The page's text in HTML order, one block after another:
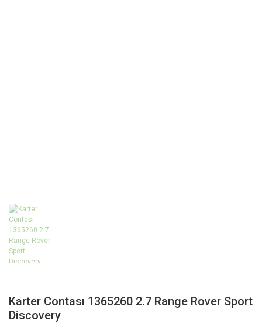
Karter Contası 1365260 2.7 Range Rover Sport
Discovery